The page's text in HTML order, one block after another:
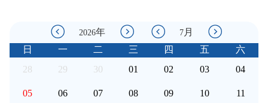
2026年 7 月
日
一 二 三 四 五
六
28
29 30 01 02 03 04
05 06 07 08 09 10 11